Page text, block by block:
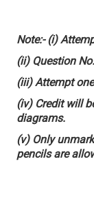
Note:- (i)
(ii) Question
(iii) Attempt
(iv) Credit will
diagrams.
(v) Only
pencils are